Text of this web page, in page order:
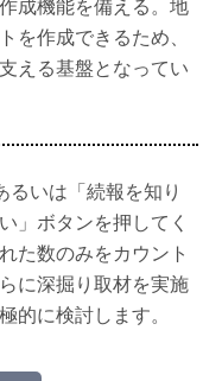
成機能を備える。地
を作成できるため、
える基盤となってい
いは「続報を知り
」ボタンを押してく
た数のみをカウント
に深掘り取材を実施
的に検討します。